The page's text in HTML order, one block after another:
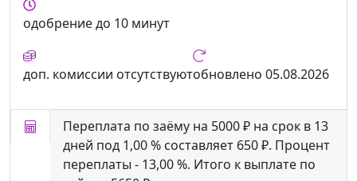
одобрениедо 10 минут
доп. комиссии отсутствуютобновлено 05.08.2026
Переплата по заёму на 5000 ₽ на срок в 13
дней под 1,00 % составляет 650 ₽. Процент
переплаты - 13,00 %. Итого к выплате по